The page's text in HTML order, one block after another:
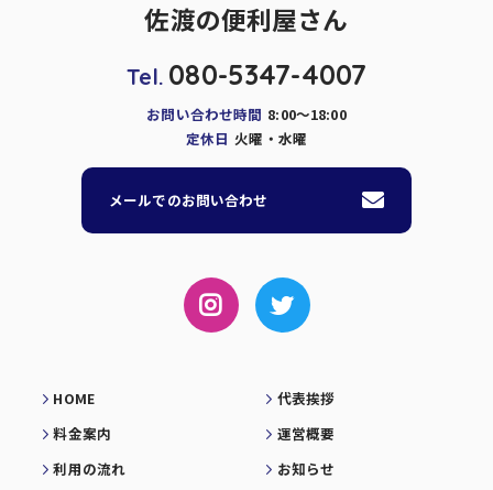
佐渡の便利屋さん
Tel. 080-5347-4007
お問い合わせ時間 8:00～18:00
定休日 火曜・水曜
メールでのお問い合わせ
HOME
料金案内
利用の流れ
代表挨拶
運営概要
お知らせ